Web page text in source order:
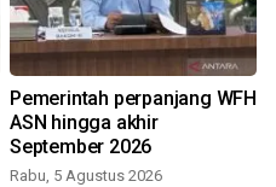
Pemerintah perpanjang WFH
ASN hingga akhir
September 2026
Rabu, 5 Agustus 2026